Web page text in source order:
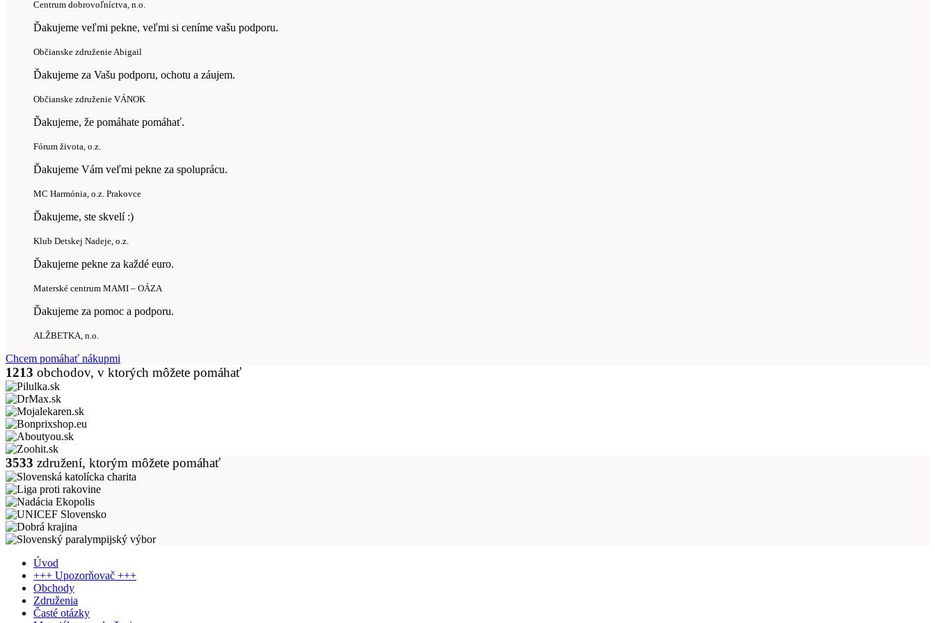
Centrum dobrovoľníctva, n.o.
Ďakujeme veľmi pekne, veľmi si ceníme vašu podporu.
Občianske združenie Abigail
Ďakujeme za Vašu podporu, ochotu a záujem.
Občianske združenie VÁNOK
Ďakujeme, že pomáhate pomáhať.
Fórum života, o.z.
Ďakujeme Vám veľmi pekne za spoluprácu.
MC Harmónia, o.z. Prakovce
Ďakujeme, ste skvelí :)
Klub Detskej Nadeje, o.z.
Ďakujeme pekne za každé euro.
Materské centrum MAMI – OÁZA
Ďakujeme za pomoc a podporu.
ALŽBETKA, n.o.
Chcem pomáhať nákupmi
1213 obchodov, v ktorých môžete pomáhať
3533 združení, ktorým môžete pomáhať
Úvod
+++ Upozorňovač +++
Obchody
Združenia
Časté otázky